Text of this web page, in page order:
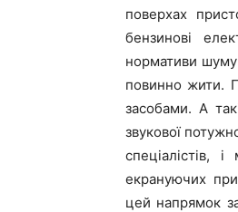
поверхах
бензинові
нормативи шуму
повинно жити.
засобами. А
звукової
спеціалістів,
екрануючих
цей напрямок